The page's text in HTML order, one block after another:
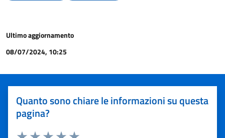
Ultimo aggiornamento
08/07/2024, 10:25
Quanto sono chiare le informazioni su questa
pagina?